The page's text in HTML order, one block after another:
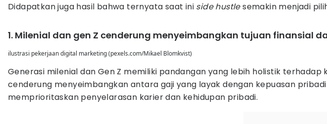
Didapatkan juga hasil bahwa ternyata saat ini side hustlesemakin menjadi
1. Milenial dan gen Z cenderung menyeimbangkan tujuan finansial
ilustrasi pekerjaan digital marketing (pexels.com/Mikael Blomkvist)
Generasi milenial dan Gen Z memiliki pandangan yang lebih holistik
cenderung menyeimbangkan antara gaji yang layak dengan kepuasan
memprioritaskan penyelarasan karier dan kehidupan pribadi.